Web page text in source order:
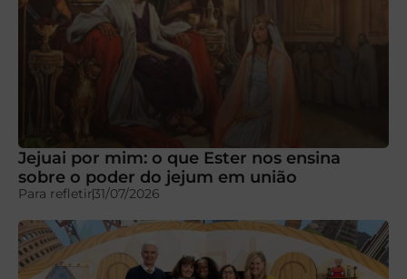
Jejuai por mim: o que Ester nos ensina
sobre o poder do jejum em união
Para refletir31/07/2026